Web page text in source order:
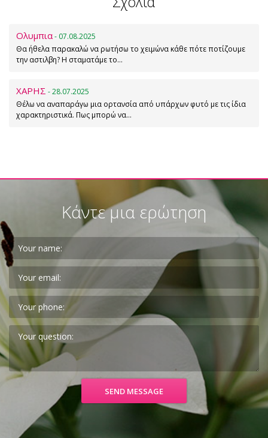
Ολυμπια- 07.08.2025
Θα ήθελα παρακαλώ να ρωτήσω το χειμώνα κάθε πότε ποτίζουμε
την αστιλβη? Η σταματάμε το…
ΧΑΡΗΣ - 28.07.2025
Θέλω να αναπαράγω μια ορτανσία από υπάρχων φυτό με τις ίδια
χαρακτηριστικά. Πως μπορώ να…
Κάντε μια ερώτηση